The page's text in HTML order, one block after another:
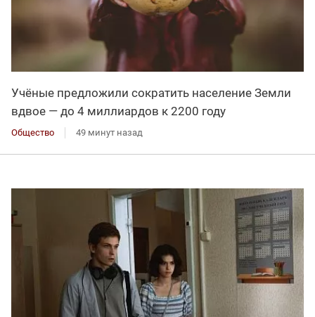
Учёные предложили сократить население Земли
вдвое — до 4 миллиардов к 2200 году
Общество 49 минут назад